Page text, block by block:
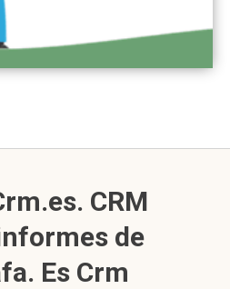
CRM
de
Es Crm